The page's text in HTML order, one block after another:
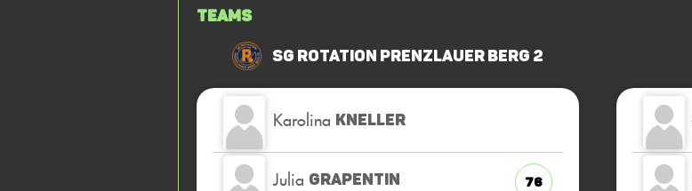
Teams
SG Rotation Prenzlauer Berg 2
Karolina KNELLER
Julia GRAPENTIN 76